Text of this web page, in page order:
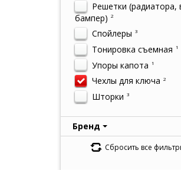
Решетки (радиатора,
бампер) 2
Спойлеры 3
Тонировка съемная 1
Упоры капота 1
Чехлы для ключа 2
Шторки 3
Бренд
Сбросить все